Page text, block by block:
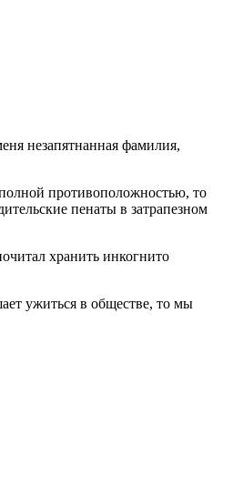
незапятнанная фамилия,
противоположностью, то
пенаты в затрапезном
хранить инкогнито
ужиться в обществе, то мы